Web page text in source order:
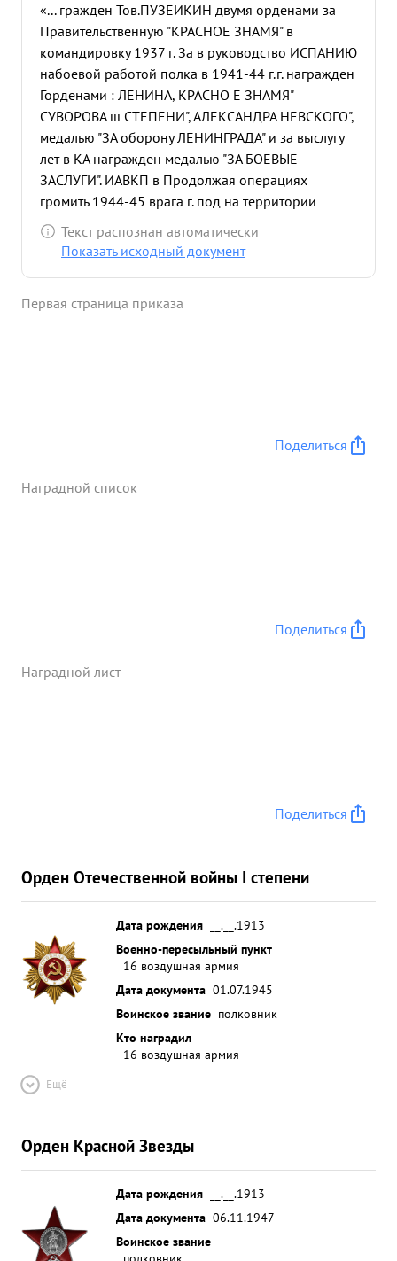
«... гражден Тов.ПУЗЕИКИН двумя орденами за
Правительственную "КРАСНОЕ ЗНАМЯ" в
командировку 1937 г. За в руководство ИСПАНИЮ
набоевой работой полка в 1941-44 г.г. награжден
Горденами : ЛЕНИНА, КРАСНО Е ЗНАМЯ"
СУВОРОВА ш СТЕПЕНИ", АЛЕКСАНДРА НЕВСКОГО",
медалью "ЗА оборону ЛЕНИНГРАДА" и за выслугу
лет в КА награжден медалью "ЗА БОЕВЫЕ
ЗАСЛУГИ". ИАВКП в Продолжая операциях
громить 1944-45 врага г. под на территории
руководством польши опытного и ГЕРМАНИИ,
Командира 127 произвел 1720 боевых вылетов
противника. Только при наступлении на
орденом "КРАСНОЕ ЗНАМЯ." ...»
Текст распознан автоматически
Показать исходный документ
Первая страница приказа
Поделиться
Наградной список
Поделиться
Наградной лист
Поделиться
Орден Отечественной войны I степени
Дата рождения
__.__.1913
Военно-пересыльный пункт
16 воздушная армия
Дата документа 01.07.1945
Воинское звание полковник
Кто наградил
16 воздушная армия
Ещё
Орден Красной Звезды
Дата рождения
__.__.1913
Дата документа 06.11.1947
Воинское звание